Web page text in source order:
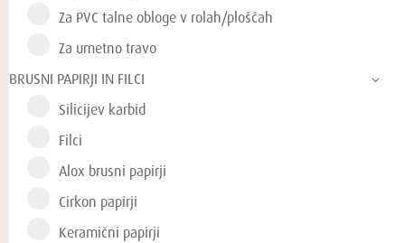
Za PVC talne obloge v rolah/ploščah
Za umetno travo
BRUSNI PAPIRJI IN FILCI
Silicijev karbid
Filci
Alox brusni papirji
Cirkon papirji
Keramični papirji